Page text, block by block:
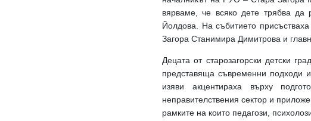
вярваме, че всяко дете трябва
Йолдова. На събитието
Загора Станимира Димитрова и
Децата от старозагорски детски
представяща съвременни подходи
изяви акцентираха върху
неправителствения сектор и
рамките на които педагози,